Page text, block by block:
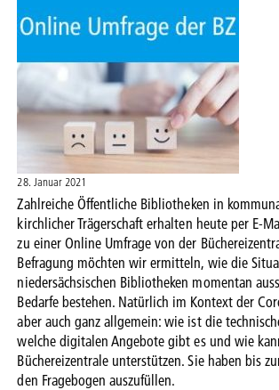
28. Januar 2021
Zahlreiche Öffentliche Bibliotheken in
kirchlicher Trägerschaft erhalten heute per E-
zu einer Online Umfrage von der
Befragung möchten wir ermitteln, wie die
niedersächsischen Bibliotheken momentan
Bedarfe bestehen. Natürlich im Kontext der
aber auch ganz allgemein: wie ist die
welche digitalen Angebote gibt es und wie
Büchereizentrale unterstützen. Sie haben bis
den Fragebogen auszufüllen.